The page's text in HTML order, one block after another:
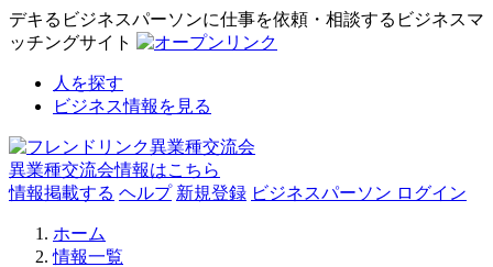
デキるビジネスパーソンに仕事を依頼・相談するビジネスマ
ッチングサイト
人を探す
ビジネス情報を見る
異業種交流会情報はこちら
情報掲載する ヘルプ 新規登録 ビジネスパーソン ログイン
ホーム
情報一覧